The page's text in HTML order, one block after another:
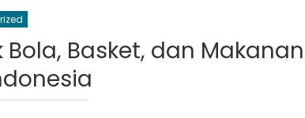
Peran
BPBD
Basket, dan Makanan